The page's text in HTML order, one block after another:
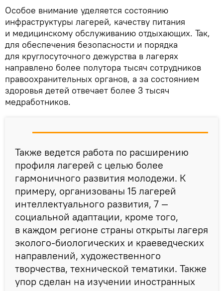
Особое внимание уделяется состоянию
инфраструктуры лагерей, качеству питания
и медицинскому обслуживанию отдыхающих. Так,
для обеспечения безопасности и порядка
для круглосуточного дежурства в лагерях
направлено более полутора тысяч сотрудников
правоохранительных органов, а за состоянием
здоровья детей отвечает более 3 тысяч
медработников.
Также ведется работа по расширению
профиля лагерей с целью более
гармоничного развития молодежи. К
примеру, организованы 15 лагерей
интеллектуального развития, 7 —
социальной адаптации, кроме того,
в каждом регионе страны открыты лагеря
эколого-биологических и краеведческих
направлений, художественного
творчества, технической тематики. Также
упор сделан на изучении иностранных